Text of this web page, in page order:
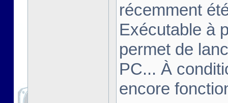
récemment
Exécutable à
permet de
PC... À
encore